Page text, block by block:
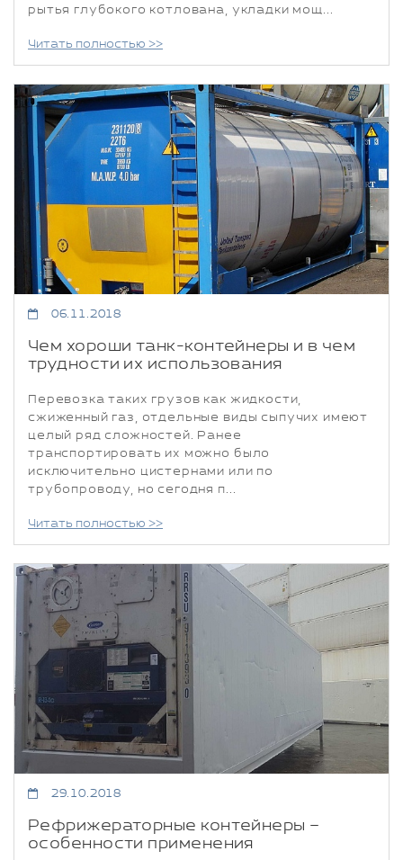
рытья глубокого котлована, укладки мощ...
Читать полностью >>
06.11.2018
Чем хороши танк-контейнеры и в чем
трудности их использования
Перевозка таких грузов как жидкости,
сжиженный газ, отдельные виды сыпучих имеют
целый ряд сложностей. Ранее
транспортировать их можно было
исключительно цистернами или по
трубопроводу, но сегодня п...
Читать полностью >>
29.10.2018
Рефрижераторные контейнеры –
особенности применения